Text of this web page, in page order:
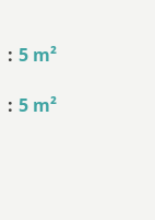
5 m²
5 m²